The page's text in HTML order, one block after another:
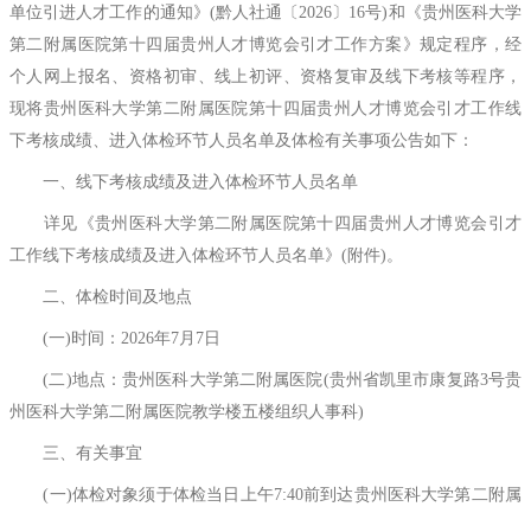
单位引进人才工作的通知》(黔人社通〔2026〕16号)和《贵州医科大学
第二附属医院第十四届贵州人才博览会引才工作方案》规定程序，经
个人网上报名、资格初审、线上初评、资格复审及线下考核等程序，
现将贵州医科大学第二附属医院第十四届贵州人才博览会引才工作线
下考核成绩、进入体检环节人员名单及体检有关事项公告如下：
一、线下考核成绩及进入体检环节人员名单
详见《贵州医科大学第二附属医院第十四届贵州人才博览会引才
工作线下考核成绩及进入体检环节人员名单》(附件)。
二、体检时间及地点
(一)时间：2026年7月7日
(二)地点：贵州医科大学第二附属医院(贵州省凯里市康复路3号贵
州医科大学第二附属医院教学楼五楼组织人事科)
三、有关事宜
(一)体检对象须于体检当日上午7:40前到达贵州医科大学第二附属